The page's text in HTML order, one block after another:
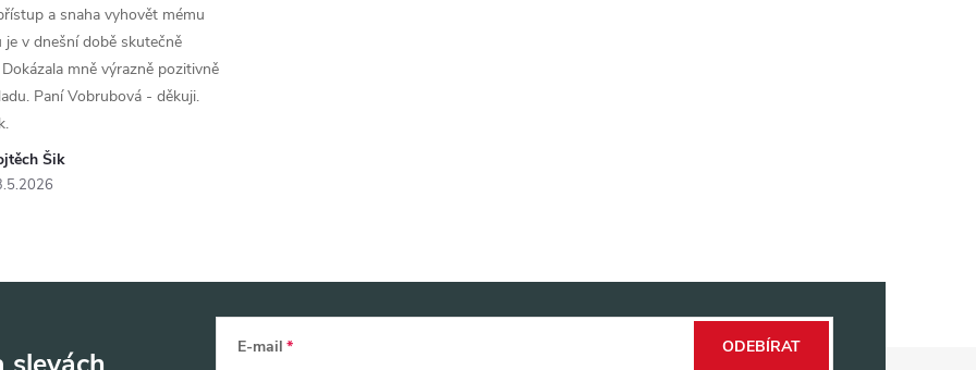
Šik
a snaha vyhovět mému
je v dnešní době skutečně
mně výrazně pozitivně
Paní Vobrubová - děkuji.
E-mail ODEBÍRAT